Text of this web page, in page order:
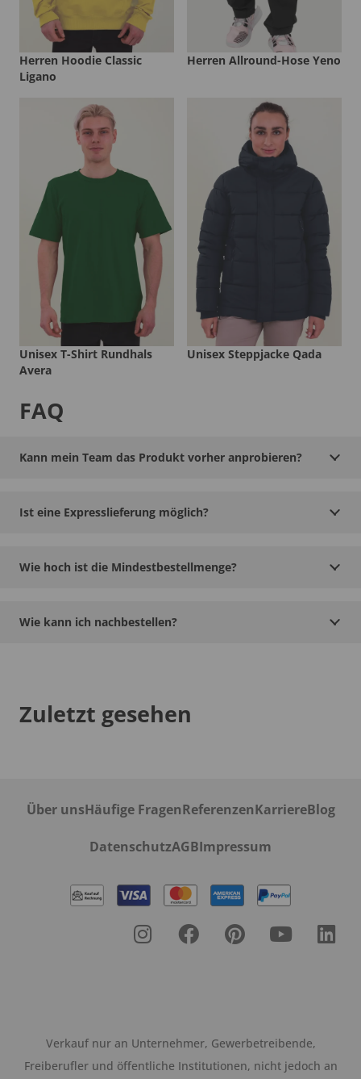
Herren Hoodie Classic
Ligano
Herren Allround-Hose Yeno
Unisex T-Shirt Rundhals
Avera
Unisex Steppjacke Qada
FAQ
Kann mein Team das Produkt vorher anprobieren?
Ist eine Expresslieferung möglich?
Wie hoch ist die Mindestbestellmenge?
Wie kann ich nachbestellen?
Zuletzt gesehen
Über unsHäufige FragenReferenzenKarriereBlog
DatenschutzAGBImpressum
Verkauf nur an Unternehmer, Gewerbetreibende,
Freiberufler und öffentliche Institutionen, nicht jedoch an